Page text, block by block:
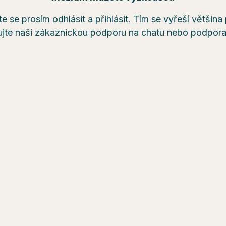
se prosím odhlásit a přihlásit. Tím se vyřeší většina
naši zákaznickou podporu na chatu nebo